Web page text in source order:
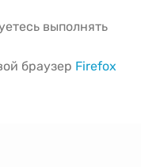
выполнять
браузер Firefox